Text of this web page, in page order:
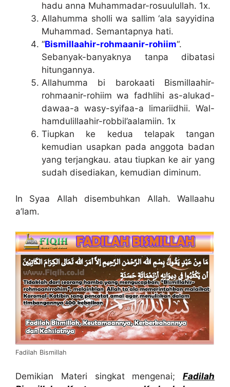
hadu anna Muhammadar-rosuulullah. 1x.
Allahumma sholli wa sallim ‘ala sayyidina
Muhammad. Semantapnya hati.
“Bismillaahir-rohmaanir-rohiim“.
Sebanyak-banyaknya tanpa dibatasi
hitungannya.
Allahumma bi barokaati Bismillaahir-
rohmaanir-rohiim wa fadhlihi as-alukad-
dawaa-a wasy-syifaa-a limariidhii. Wal-
hamdulillaahir-robbil’aalamiin. 1x
Tiupkan ke kedua telapak tangan
kemudian usapkan pada anggota badan
yang terjangkau. atau tiupkan ke air yang
sudah disediakan, kemudian diminum.
In Syaa Allah disembuhkan Allah. Wallaahu
a’lam.
Fadilah Bismillah
Demikian Materi singkat mengenai; Fadilah